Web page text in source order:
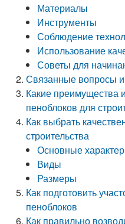
Материалы
Инструменты
Соблюдение
Использование
Советы для
Связанные вопросы
Какие преимущества
пеноблоков для
Как выбрать
строительства
Основные
Виды
Размеры
Как подготовить
пеноблоков
Как правильно